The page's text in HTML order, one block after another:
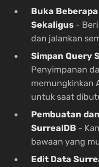
Buka
Sekaligus -
dan jalankan
Simpan Query
Penyimpanan
memungkinkan
untuk saat
Pembuatan
SurrealDB -
bawaan yang
Edit Data